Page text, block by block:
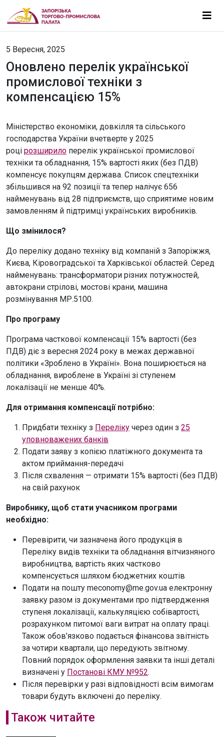
5 Вересня, 2025
Оновлено перелік української
промислової техніки з
компенсацією 15%
Міністерство економіки, довкілля та сільського
господарства України вчетверте у 2025
році розширило перелік української промислової
техніки та обладнання, 15% вартості яких (без ПДВ)
компенсує покупцям держава. Список спецтехніки
збільшився на 92 позиції та тепер налічує 656
найменувань від 28 підприємств, що сприятиме новим
замовленням й підтримці українських виробників.
Що змінилося?
До переліку додано техніку від компаній з Запоріжжя,
Києва, Кіровоградської та Харківської областей. Серед
найменувань: трансформатори різних потужностей,
автокрани стрілові, мостові крани, машина
розмінування МР.5100.
Про програму
Програма часткової компенсації 15% вартості (без
ПДВ) діє з вересня 2024 року в межах державної
політики «Зроблено в Україні». Вона поширюється на
обладнання, вироблене в Україні зі ступенем
локалізації не менше 40%.
Для отримання компенсації потрібно:
Придбати техніку з Переліку через один з 25
уповноважених банків
Подати заяву з копією платіжного документа та
актом приймання-передачі
Після схвалення — отримати 15% вартості (без ПДВ)
на свій рахунок
Виробнику, щоб стати учасником програми
необхідно:
Перевірити, чи зазначена його продукція в
Переліку видів техніки та обладнання вітчизняного
виробництва, вартість яких частково
компенсується шляхом бюджетних коштів
Подати на пошту meconomy@me.gov.ua електронну
заявку разом із документами про підтвердження
ступеня локалізації, калькуляцією собівартості,
розрахунком питомої ваги витрат на оплату праці.
Також обов’язково подається фінансова звітність
за чотири квартали, що передують звітному.
Повний порядок оформлення заявки та інші деталі
визначені у Постанові КМУ №952.
Після перевірки у разі відповідності всім вимогам
товари будуть включені до переліку.
Також читайте